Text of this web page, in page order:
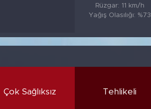
Rüzgar: 11 km/h
Yağış Olasılığı: %73
Çok Sağlıksız Tehlikeli